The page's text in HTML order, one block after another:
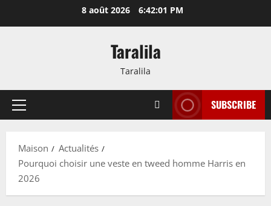
au
8 août 2026 6:42:02 PM
Taralila
Taralila
Menu
SUBSCRIBE
Maison
Actualités
Pourquoi choisir une veste en tweed homme Harris en
2026